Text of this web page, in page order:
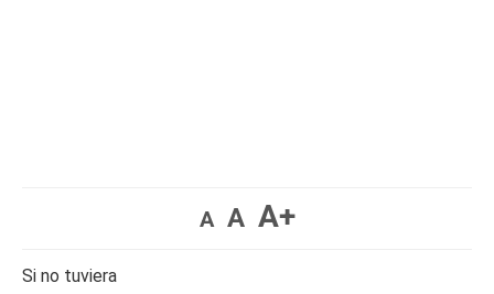
A A A+
Si no tuviera